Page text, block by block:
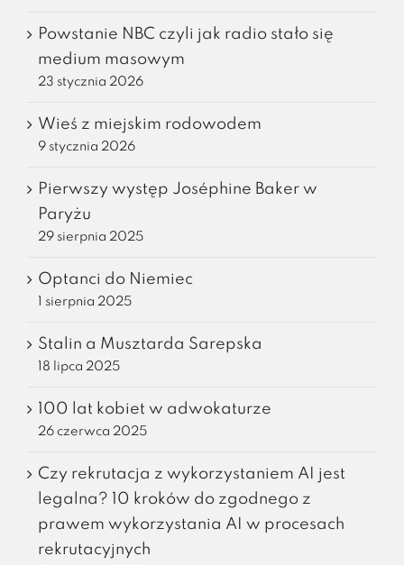
Powstanie NBC czyli jak radio stało się
medium masowym
23 stycznia 2026
Wieś z miejskim rodowodem
9 stycznia 2026
Pierwszy występ Joséphine Baker w
Paryżu
29 sierpnia 2025
Optanci do Niemiec
1 sierpnia 2025
Stalin a Musztarda Sarepska
18 lipca 2025
100 lat kobiet w adwokaturze
26 czerwca 2025
Czy rekrutacja z wykorzystaniem AI jest
legalna? 10 kroków do zgodnego z
prawem wykorzystania AI w procesach
rekrutacyjnych